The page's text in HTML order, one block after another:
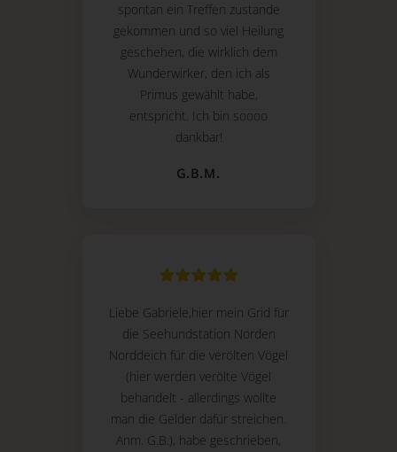
spontan ein Treffen zustande
gekommen und so viel Heilung
geschehen, die wirklich dem
Wunderwirker, den ich als
Primus gewählt habe,
entspricht. Ich bin soooo
dankbar!
G.B.M.
Liebe Gabriele,hier mein Grid für
die Seehundstation Norden
Norddeich für die verölten Vögel
(hier werden verölte Vögel
behandelt - allerdings wollte
man die Gelder dafür streichen.
Anm. G.B.), habe geschrieben,